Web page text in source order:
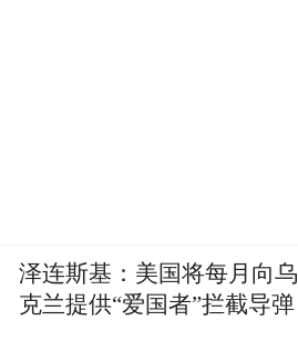
泽连斯基：美国将每月向乌
克兰提供“爱国者”拦截导弹